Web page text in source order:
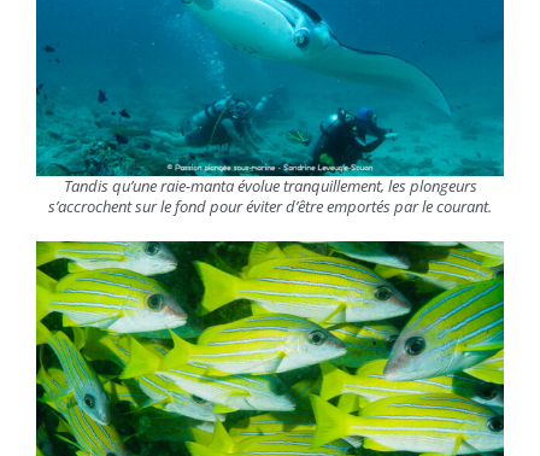
Tandis qu’une raie-manta évolue tranquillement, les plongeurs
s’accrochent sur le fond pour éviter d’être emportés par le courant.